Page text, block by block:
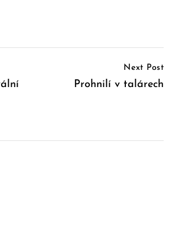
Next Post
Prohnilí v talárech